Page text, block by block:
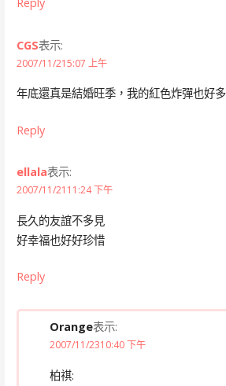
CGS表示:
2007/11/215:07 上午
年底還真是結婚旺季，我的紅色炸彈也好
Reply
ellala表示:
2007/11/2111:24 下午
長久的友誼不多見
好幸福也好好珍惜
Reply
Orange表示:
2007/11/2310:40 下午
柏祺: